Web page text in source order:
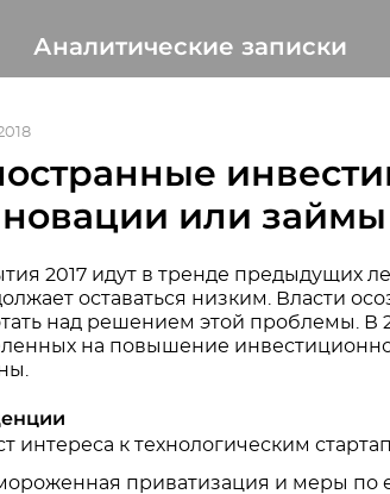
Аналитические записки
или займы
2017 идут в тренде предыдущих
оставаться низким. Власти
над решением этой проблемы. В
на повышение
интереса к технологическим
приватизация и меры по